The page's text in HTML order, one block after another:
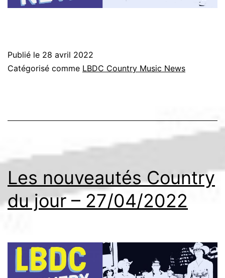
Publié le 28 avril 2022
Catégorisé comme LBDC Country Music News
Les nouveautés Country
du jour – 27/04/2022